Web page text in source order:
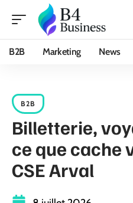
B2B Marketing News
B2B
Billetterie,
ce que cache
CSE Arval